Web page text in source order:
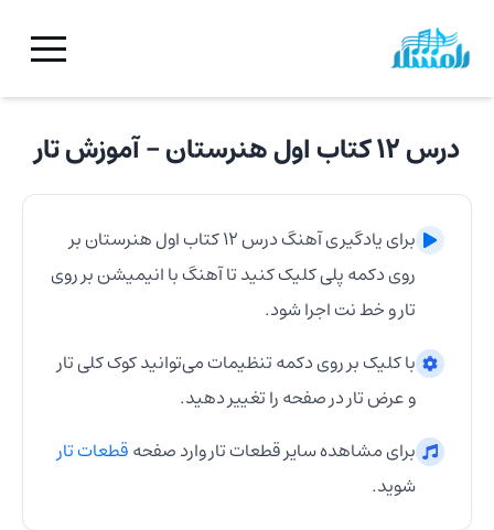
درس ۱۲ کتاب اول هنرستان - آموزشتار
برای یادگیری آهنگدرس ۱۲ کتاب اول هنرستان
بر
روی دکمه پلی کلیک کنید تا آهنگ با انیمیشن بر روی
تارو خط نت اجرا شود.
با کلیک بر روی دکمه تنظیمات می‌توانید کوک کلیتار
و عرضتاردر صفحه را تغییر دهید.
برای مشاهده سایر قطعاتتاروارد صفحهقطعاتتار
شوید.